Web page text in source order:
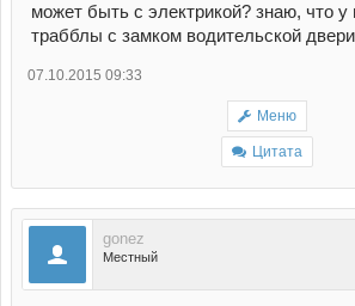
может быть с электрикой? знаю, что у
трабблы с замком водительской
07.10.2015 09:33
Меню
Цитата
gonez
Местный